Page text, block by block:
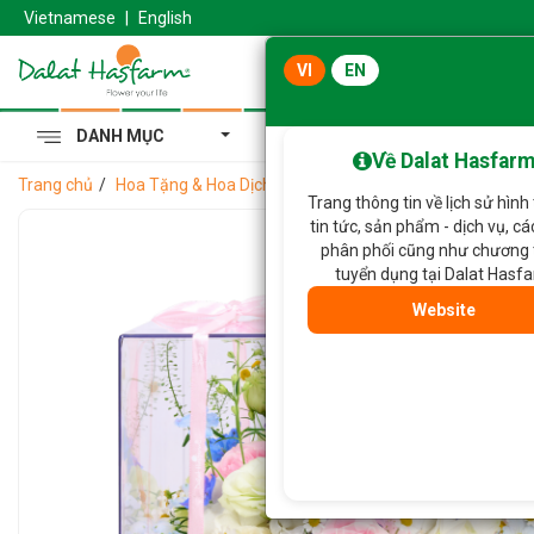
Vietnamese English
DANH MỤC
Trang chủ Hoa Tặng & Hoa Dịch Vụ
VI EN
Về Dalat Hasfarm
Trang thông tin về lịch sử hình
tin tức, sản phẩm - dịch vụ,
phân phối cũng như chương
tuyển dụng tại Dalat
Website